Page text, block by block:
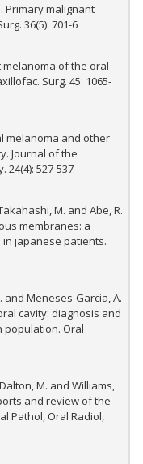
Primary malignant
36(5): 701-6
melanoma of the oral
Surg. 45: 1065-
melanoma and other
Journal of the
24(4): 527-537
M. and Abe, R.
membranes: a
in japanese patients.
and Meneses-Garcia, A.
cavity: diagnosis and
population. Oral
M. and Williams,
and review of the
Pathol, Oral Radiol,